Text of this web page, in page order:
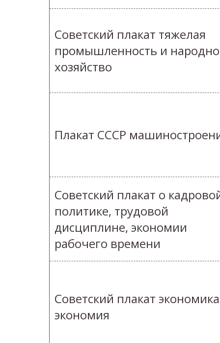
Советский плакат тяжелая
промышленность и
хозяйство
Плакат СССР
Советский плакат о
политике, трудовой
дисциплине, экономии
рабочего времени
Советский плакат
экономия